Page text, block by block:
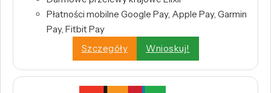
Płatności mobilne Google Pay, Apple Pay, Garmin
Pay, Fitbit Pay
Szczegóły
Wnioskuj!